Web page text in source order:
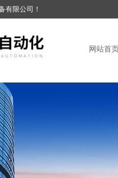
有限公司！
网站首